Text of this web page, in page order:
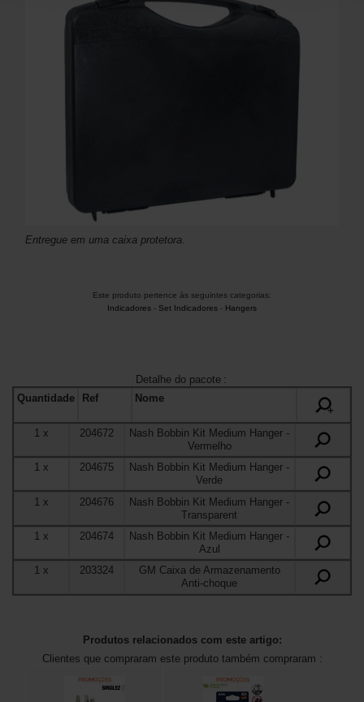
Entregue em uma caixa protetora.
Este produto pertence às seguintes categorias:
Indicadores - Set Indicadores - Hangers
Detalhe do pacote:
Quantidade
Ref
Nome
+
1 x 204672 Nash Bobbin Kit Medium Hanger -
Vermelho
1x 204675 Nash Bobbin Kit Medium Hanger -
Verde
1 x 204676 Nash Bobbin Kit Medium Hanger -
Transparent
1x 204674 Nash Bobbin Kit Medium Hanger -
Azul
1x 203324
GM Caixa de Armazenamento
Anti-choque
Produtos relacionados com este artigo:
Clientes que compraram este produto também compraram :